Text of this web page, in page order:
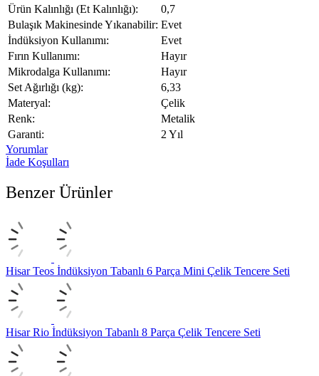
Ürün Kalınlığı (Et Kalınlığı):
0,7
Bulaşık Makinesinde Yıkanabilir: Evet
İndüksiyon Kullanımı:
Evet
Fırın Kullanımı:
Hayır
Mikrodalga Kullanımı:
Hayır
Set Ağırlığı (kg):
6,33
Materyal:
Çelik
Renk:
Metalik
Garanti:
2 Yıl
Yorumlar
İade Koşulları
Benzer Ürünler
Hisar Teos İndüksiyon Tabanlı 6 Parça Mini Çelik Tencere Seti
Hisar Rio İndüksiyon Tabanlı 8 Parça Çelik Tencere Seti